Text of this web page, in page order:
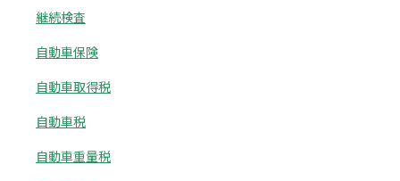
継続検査
自動車保険
自動車取得税
自動車税
自動車重量税